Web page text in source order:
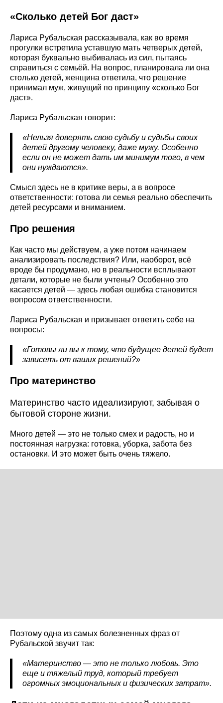
«Сколько детей Бог даст»
Лариса Рубальская рассказывала, как во время
прогулки встретила уставшую мать четверых детей,
которая буквально выбивалась из сил, пытаясь
справиться с семьёй. На вопрос, планировала ли она
столько детей, женщина ответила, что решение
принимал муж, живущий по принципу «сколько Бог
даст».
Лариса Рубальская говорит:
«Нельзя доверять свою судьбу и судьбы своих
детей другому человеку, даже мужу. Особенно
если он не может дать им минимум того, в чем
они нуждаются».
Смысл здесь не в критике веры, а в вопросе
ответственности: готова ли семья реально обеспечить
детей ресурсами и вниманием.
Про решения
Как часто мы действуем, а уже потом начинаем
анализировать последствия? Или, наоборот, всё
вроде бы продумано, но в реальности всплывают
детали, которые не были учтены? Особенно это
касается детей — здесь любая ошибка становится
вопросом ответственности.
Лариса Рубальская и призывает ответить себе на
вопросы:
«Готовы ли вы к тому, что будущее детей будет
зависеть от ваших решений?»
Про материнство
Материнство часто идеализируют, забывая о
бытовой стороне жизни.
Много детей — это не только смех и радость, но и
постоянная нагрузка: готовка, уборка, забота без
остановки. И это может быть очень тяжело.
Поэтому одна из самых болезненных фраз от
Рубальской звучит так:
«Материнство — это не только любовь. Это
еще и тяжелый труд, который требует
огромных эмоциональных и физических затрат».